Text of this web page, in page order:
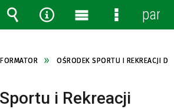
OŚRODEK SPORTU I REKREACJI
i Rekreacji
Wyszukiwarka
Narzędzia
MenuMenu
panel